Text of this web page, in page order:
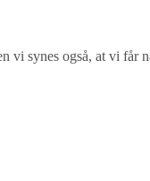
synes også, at vi